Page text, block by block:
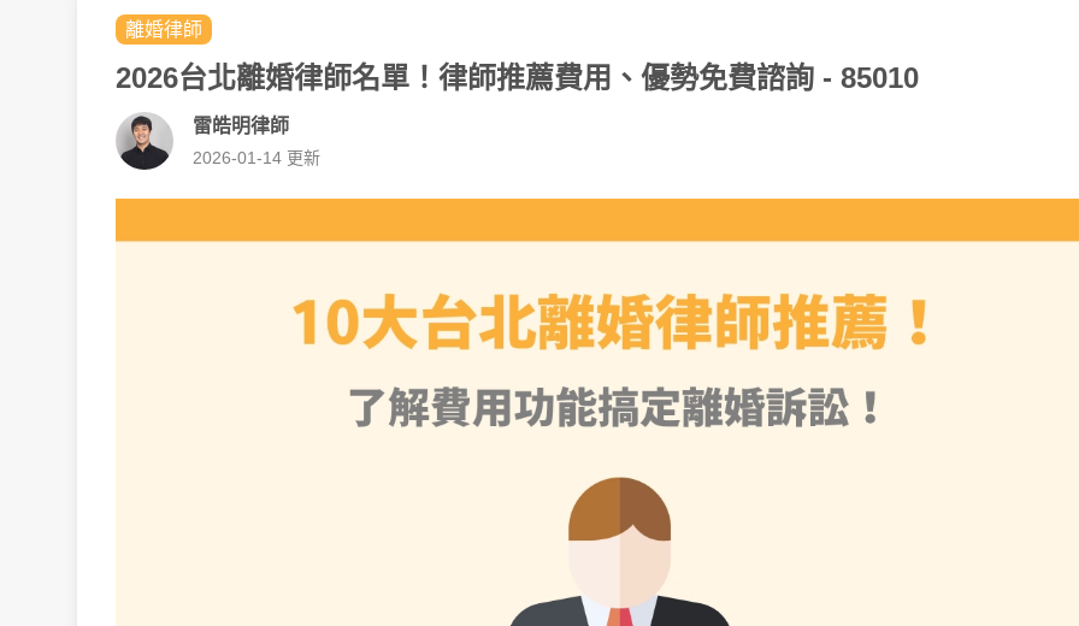
離婚律師
2026台北離婚律師名單！律師推薦費用、優勢免費諮詢 - 85010
雷皓明律師
2026-01-14 更新